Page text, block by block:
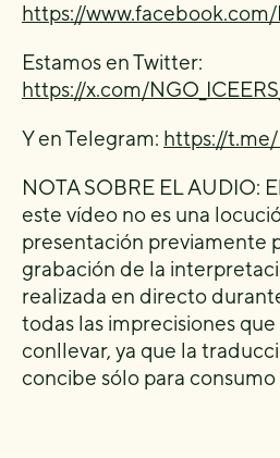
https://www.facebook.com/
Estamos en Twitter:
https://x.com/
Y en Telegram: https://t.me/
NOTA SOBRE EL AUDIO:
este vídeo no es una
presentación previamente
grabación de la
realizada en directo
todas las imprecisiones
conllevar, ya que la
concibe sólo para